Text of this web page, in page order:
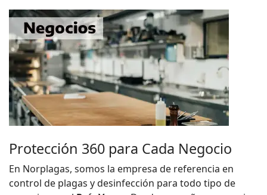
Protección 360 para Cada Negocio
En Norplagas, somos la empresa de referencia en
control de plagas y desinfección para todo tipo de